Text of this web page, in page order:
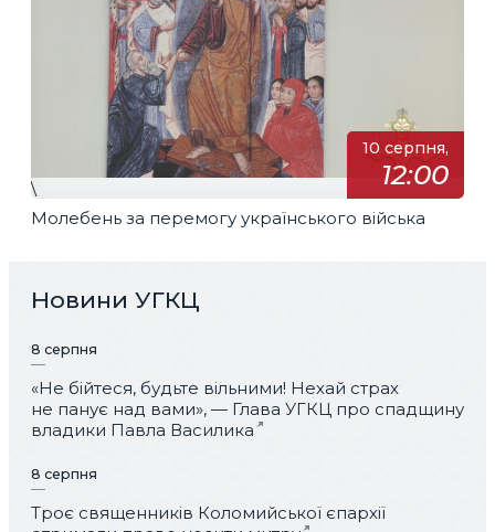
10 серпня,
12:00
\
Молебень за перемогу українського війська
Новини УГКЦ
8 серпня
«Не бійтеся, будьте вільними! Нехай страх
не панує над вами», — Глава УГКЦ про спадщину
владики Павла Василика
8 серпня
Троє священників Коломийської єпархії